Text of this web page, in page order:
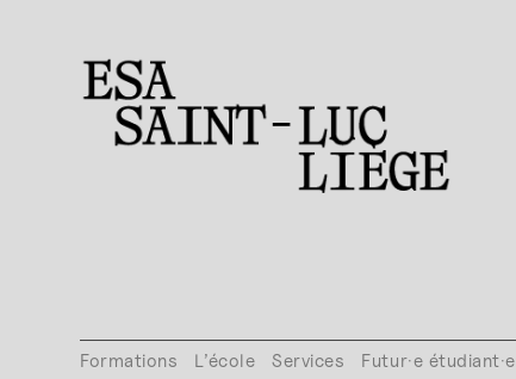
Formations L’école Services Futur·e étudiant·e